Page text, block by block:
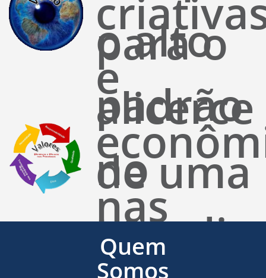
para o
alicerce
de uma
base
e
nas
o alto
padrão
no
Quem
Somos